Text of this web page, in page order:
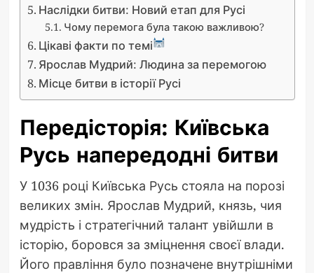
Наслідки битви: Новий етап для Русі
Чому перемога була такою важливою?
Цікаві факти по темі
Ярослав Мудрий: Людина за перемогою
Місце битви в історії Русі
Передісторія: Київська
Русь напередодні битви
У 1036 році Київська Русь стояла на порозі
великих змін. Ярослав Мудрий, князь, чия
мудрість і стратегічний талант увійшли в
історію, боровся за зміцнення своєї влади.
Його правління було позначене внутрішніми